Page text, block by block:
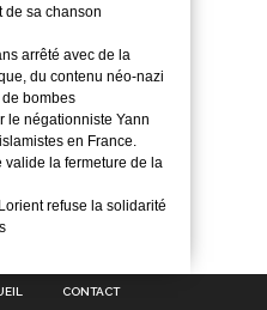
de sa chanson
arrêté avec de la
du contenu néo-nazi
bombes
le négationniste Yann
en France.
la fermeture de la
refuse la solidarité
CONTACT